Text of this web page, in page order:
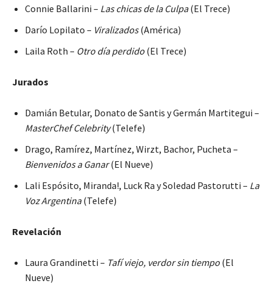
Connie Ballarini – Las chicas de la Culpa(El Trece)
Darío Lopilato – Viralizados(América)
Laila Roth – Otro día perdido (El Trece)
Jurados
Damián Betular, Donato de Santis y Germán Martitegui –
MasterChef Celebrity(Telefe)
Drago, Ramírez, Martínez, Wirzt, Bachor, Pucheta –
Bienvenidos a Ganar(El Nueve)
Lali Espósito, Miranda!, Luck Ra y Soledad Pastorutti – La
Voz Argentina(Telefe)
Revelación
Laura Grandinetti – Tafí viejo, verdor sin tiempo (El
Nueve)